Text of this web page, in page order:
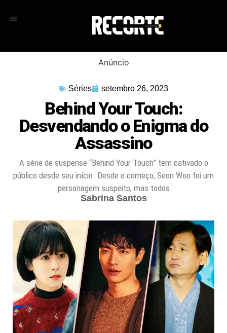
Anúncio
Séries setembro 26, 2023
Behind Your Touch:
Desvendando o Enigma do
Assassino
A série de suspense “Behind Your Touch” tem cativado o
público desde seu início. Desde o começo, Seon Woo foi um
personagem suspeito, mas todos
Sabrina Santos